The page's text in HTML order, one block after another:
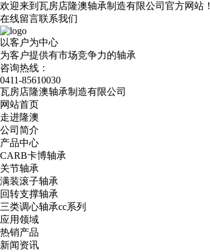
欢迎来到瓦房店隆澳轴承制造有限公司官方网站！
在线留言联系我们
以客户为中心
为客户提供有市场竞争力的轴承
咨询热线：
0411-85610030
瓦房店隆澳轴承制造有限公司
网站首页
走进隆澳
公司简介
产品中心
CARB卡博轴承
关节轴承
满装滚子轴承
回转支撑轴承
三类调心轴承cc系列
应用领域
热销产品
新闻资讯